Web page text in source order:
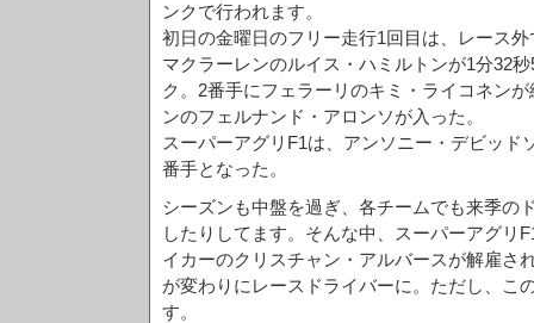
ンクで行われます。
初日の金曜日のフリー走行1回目は、レース
マクラーレンのルイス・ハミルトンが1分32
ク。2番手にフェラーリのキミ・ライコネン
ンのフェルナンド・アロンソが入った。
スーパーアグリF1は、アンソニー・デビッド
番手となった。
シーズンも中盤を過ぎ、各チームでも来季の
したりしてます。そんな中、スーパーアグリ
イカーのクリスチャン・アルバースが解雇さ
が変わりにレースドライバーに。ただし、こ
す。